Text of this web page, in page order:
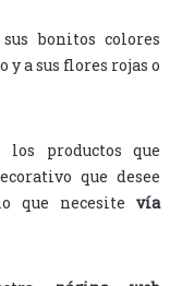
bonitos colores
y a sus flores rojas o
productos que
que desee
que necesite vía